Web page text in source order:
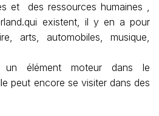
et des ressources humaines ,
existent, il y en a pour
arts, automobiles, musique,
élément moteur dans le
peut encore se visiter dans des